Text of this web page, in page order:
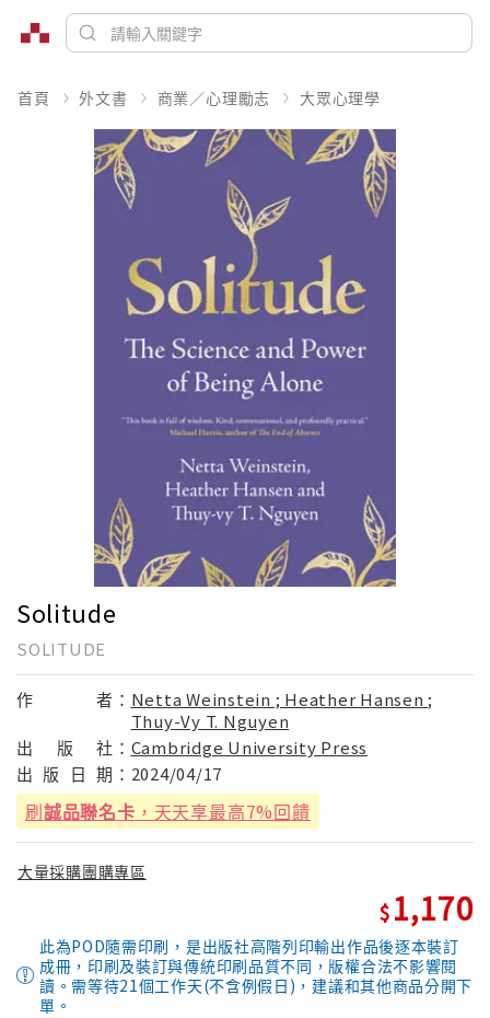
首頁 外文書 商業／心理勵志 大眾心理學
Solitude
SOLITUDE
作 者： Netta Weinstein ; Heather Hansen ;
Thuy-Vy T. Nguyen
出
版 社： Cambridge University Press
出 版 日 期： 2024/04/17
刷誠品聯名卡 ，天天享最高7%回饋
大量採購團購專區
1,170
此為POD隨需印刷，是出版社高階列印輸出作品後逐本裝訂
成冊，印刷及裝訂與傳統印刷品質不同，版權合法不影響閱
讀。需等待21個工作天(不含例假日)，建議和其他商品分開下
單。